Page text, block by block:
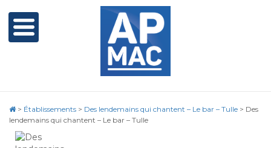
> Établissements > Des lendemains qui chantent – Le bar – Tulle > Des
lendemains qui chantent – Le bar – Tulle